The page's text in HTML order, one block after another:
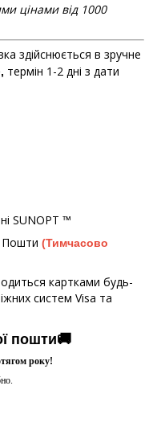
цінами від 1000
здійснюється в зручне
термін 1-2 дні з дати
SUNOPT ™
Пошти (Тимчасово
картками будь-
систем Visa та
пошти🚚
року!